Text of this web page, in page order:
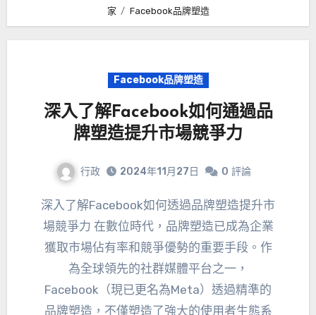
家 Facebook品牌塑造
Facebook品牌塑造
深入了解Facebook如何通過品
牌塑造提升市場競爭力
行政 2024年11月27日 0 評論
深入了解Facebook如何透過品牌塑造提升市
場競爭力 在數位時代，品牌塑造已成為企業
獲取市場佔有率和競爭優勢的重要手段。作
為全球領先的社群媒體平台之一，
Facebook（現已更名為Meta）透過精準的
品牌塑造，不僅塑造了強大的使用者生態系